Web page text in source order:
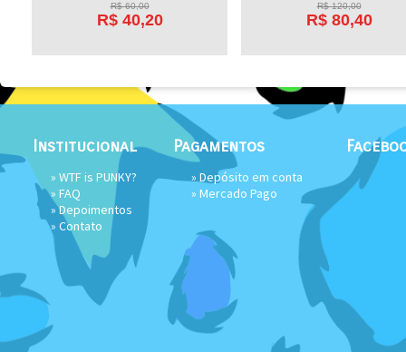
R$60,00
R$ 40,20
R$120,00
R$ 80,40
Institucional
» WTF is PUNKY?
» FAQ
»Depoimentos
» Contato
Pagamentos
» Depósito em conta
» Mercado Pago